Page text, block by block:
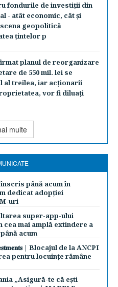
fondurile de investiţii din
- atât economic, cât şi
geopolitică
ţintelor p
planul de reorganizare
de 550 mil. lei se
al treilea, iar acţionarii
vor fi diluaţi
multe
până acum în
dedicat adopției
uri
super-app-ului
cea mai amplă extindere a
acum
| Blocajul de la ANCPI
pentru locuințe rămâne
„Asigură-te că ești